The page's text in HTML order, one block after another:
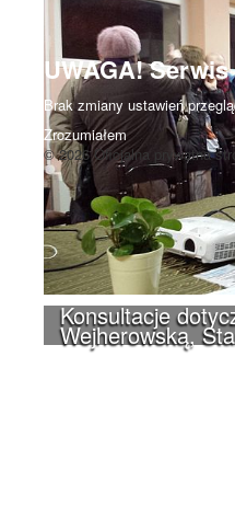
Konsultacje
Wejherowską,
UWAGA!
Brak zmiany ustawień
Zrozumiałem
© 2026 Oficjalna prywatna